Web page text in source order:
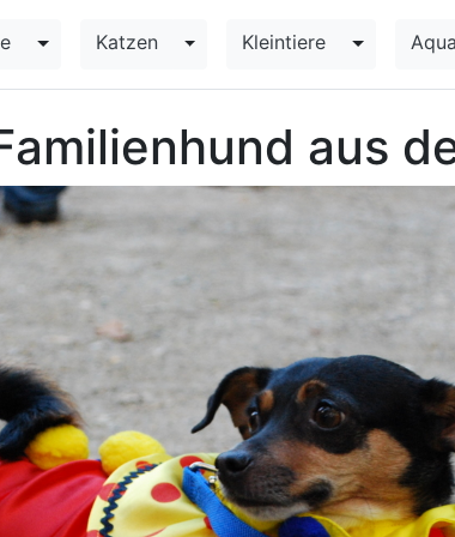
Toggle Dropdown
Katzen Toggle Dropdown
Kleintiere Toggle
aus